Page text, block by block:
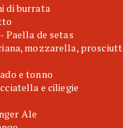
di burrata
Paella de setas
mozzarella,
e tonno
e ciliegie
Ale